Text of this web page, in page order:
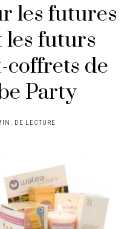
les futures
les futurs
coffrets de
Party
DE LECTURE